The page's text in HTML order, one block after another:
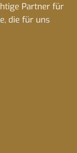
Partner für
die für uns